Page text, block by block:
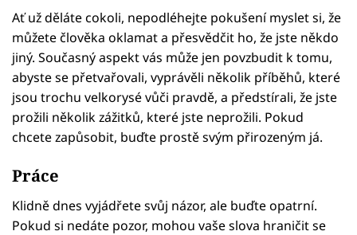
Ať už děláte cokoli, nepodléhejte pokušení myslet si, že
můžete člověka oklamat a přesvědčit ho, že jste někdo
jiný. Současný aspekt vás může jen povzbudit k tomu,
abyste se přetvařovali, vyprávěli několik příběhů, které
jsou trochu velkorysé vůči pravdě, a předstírali, že jste
prožili několik zážitků, které jste neprožili. Pokud
chcete zapůsobit, buďte prostě svým přirozeným já.
Práce
Klidně dnes vyjádřete svůj názor, ale buďte opatrní.
Pokud si nedáte pozor, mohou vaše slova hraničit se